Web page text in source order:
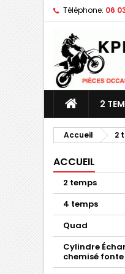
Téléphone: 06
2
Accueil 2
ACCUEIL
2 temps
4 temps
Quad
Cylindre
chemisé fonte